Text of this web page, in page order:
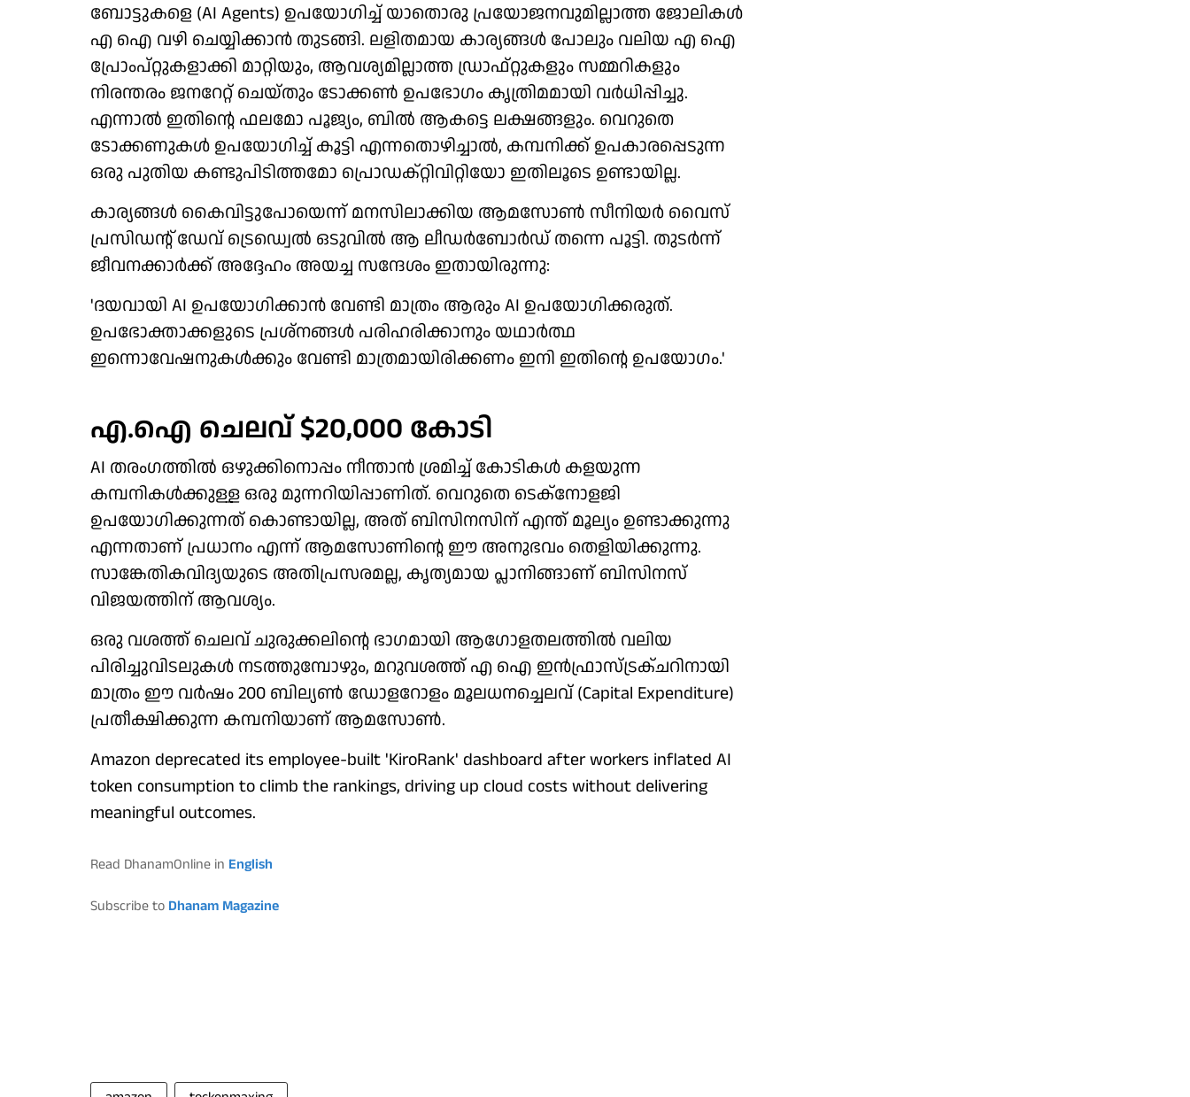
ബോട്ടുകളെ (AI Agents) ഉപയോഗിച്ച് യാതൊരു പ്രയോജനവുമില്ലാത്ത ജോലികള്‍
എ ഐ വഴി ചെയ്യിക്കാന്‍ തുടങ്ങി. ലളിതമായ കാര്യങ്ങള്‍ പോലും വലിയ എ ഐ
പ്രോംപ്റ്റുകളാക്കി മാറ്റിയും, ആവശ്യമില്ലാത്ത ഡ്രാഫ്റ്റുകളും സമ്മറികളും
നിരന്തരം ജനറേറ്റ് ചെയ്തും ടോക്കണ്‍ ഉപഭോഗം കൃത്രിമമായി വര്‍ധിപ്പിച്ചു.
എന്നാല്‍ ഇതിന്റെ ഫലമോ പൂജ്യം, ബില്‍ ആകട്ടെ ലക്ഷങ്ങളും. വെറുതെ
ടോക്കണുകള്‍ ഉപയോഗിച്ച് കൂട്ടി എന്നതൊഴിച്ചാല്‍, കമ്പനിക്ക് ഉപകാരപ്പെടുന്ന
ഒരു പുതിയ കണ്ടുപിടിത്തമോ പ്രൊഡക്റ്റിവിറ്റിയോ ഇതിലൂടെ ഉണ്ടായില്ല.
കാര്യങ്ങള്‍ കൈവിട്ടുപോയെന്ന് മനസിലാക്കിയ ആമസോണ്‍ സീനിയര്‍ വൈസ്
പ്രസിഡന്റ് ഡേവ് ട്രെഡ്വെല്‍ ഒടുവില്‍ ആ ലീഡര്‍ബോര്‍ഡ് തന്നെ പൂട്ടി. തുടര്‍ന്ന്
ജീവനക്കാര്‍ക്ക് അദ്ദേഹം അയച്ച സന്ദേശം ഇതായിരുന്നു:
'ദയവായി AI ഉപയോഗിക്കാന്‍ വേണ്ടി മാത്രം ആരും AI ഉപയോഗിക്കരുത്.
ഉപഭോക്താക്കളുടെ പ്രശ്‌നങ്ങള്‍ പരിഹരിക്കാനും യഥാര്‍ത്ഥ
ഇന്നൊവേഷനുകള്‍ക്കും വേണ്ടി മാത്രമായിരിക്കണം ഇനി ഇതിന്റെ ഉപയോഗം.'
എ.ഐ ചെലവ് $20,000 കോടി
AI തരംഗത്തില്‍ ഒഴുക്കിനൊപ്പം നീന്താന്‍ ശ്രമിച്ച് കോടികള്‍ കളയുന്ന
കമ്പനികള്‍ക്കുള്ള ഒരു മുന്നറിയിപ്പാണിത്. വെറുതെ ടെക്‌നോളജി
ഉപയോഗിക്കുന്നത് കൊണ്ടായില്ല, അത് ബിസിനസിന് എന്ത് മൂല്യം ഉണ്ടാക്കുന്നു
എന്നതാണ് പ്രധാനം എന്ന് ആമസോണിന്റെ ഈ അനുഭവം തെളിയിക്കുന്നു.
സാങ്കേതികവിദ്യയുടെ അതിപ്രസരമല്ല, കൃത്യമായ പ്ലാനിങ്ങാണ് ബിസിനസ്
വിജയത്തിന് ആവശ്യം.
ഒരു വശത്ത് ചെലവ് ചുരുക്കലിന്റെ ഭാഗമായി ആഗോളതലത്തില്‍ വലിയ
പിരിച്ചുവിടലുകള്‍ നടത്തുമ്പോഴും, മറുവശത്ത് എ ഐ ഇന്‍ഫ്രാസ്ട്രക്ചറിനായി
മാത്രം ഈ വര്‍ഷം 200 ബില്യണ്‍ ഡോളറോളം മൂലധനച്ചെലവ് (Capital Expenditure)
പ്രതീക്ഷിക്കുന്ന കമ്പനിയാണ് ആമസോണ്‍.
Amazon deprecated its employee-built 'KiroRank' dashboard after workers inflated AI
token consumption to climb the rankings, driving up cloud costs without delivering
meaningful outcomes.
Read DhanamOnline in English
Subscribe to Dhanam Magazine